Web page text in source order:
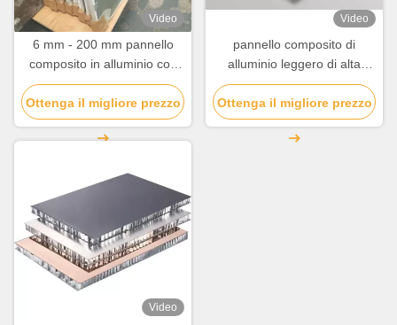
Video
6 mm - 200 mm pannello
composito in alluminio con
un buon isolamento acustico
/ termico
Ottenga il migliore prezzo
Video
pannello composito di
alluminio leggero di alta
qualità
Ottenga il migliore prezzo
Video